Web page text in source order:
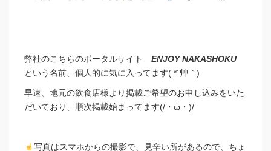
弊社のこちらのポータルサイト ENJOY NAKASHOKU
という名前、個人的に気に入ってます( *´艸｀)
早速、地元の飲食店様より掲載ご希望のお申し込みをいた
だいており、順次掲載始まってます(/・ω・)/
写真はスマホからの撮影で、見辛い所があるので、ちょ